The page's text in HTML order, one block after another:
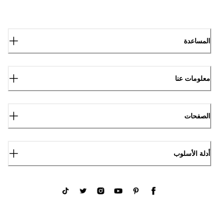
المساعدة
معلومات عنا
الصفحات
أدلة الأسلوب